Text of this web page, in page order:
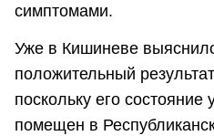
симптомами.
Уже в Кишиневе
положительный
поскольку его
помещен в